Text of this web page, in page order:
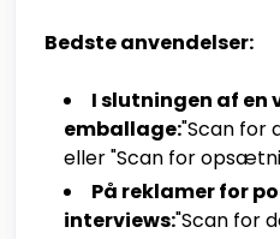
Bedste anvendelser:
I slutningen af en
emballage:"Scan for
eller "Scan for
På reklamer for
interviews:"Scan for